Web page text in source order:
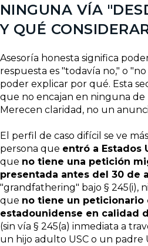
NINGUNA VÍA
Y QUÉ
Asesoría honesta significa
respuesta es "todavía no," o "no
poder explicar por qué. Esta
que no encajan en ninguna de
Merecen claridad, no un
El perfil de caso difícil se ve
persona que entró a Estados
que no tiene una petición
presentada antes del 30 de
"grandfathering" bajo § 245(i),
que no tiene un peticionario
estadounidense en calidad
(sin vía § 245(a) inmediata a
un hijo adulto USC o un padre